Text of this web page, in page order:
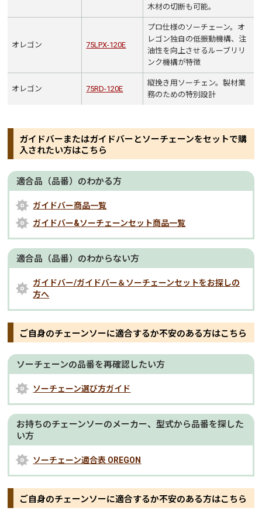
木材の切断も可能。
オレゴン 75LPX-120E
プロ仕様のソーチェーン。オ
レゴン独自の低振動機構、注
油性を向上させるルーブリリ
ンク機構が特徴
オレゴン 75RD-120E
縦挽き用ソーチェン。製材業
務のための特別設計
ガイドバーまたはガイドバーとソーチェーンをセットで購
入されたい方はこちら
適合品（品番）のわかる方
ガイドバー商品一覧
ガイドバー&ソーチェーンセット商品一覧
適合品（品番）のわからない方
ガイドバー/ガイドバー＆ソーチェーンセットをお探しの
方へ
ご自身のチェーンソーに適合するか不安のある方はこちら
ソーチェーンの品番を再確認したい方
ソーチェーン選び方ガイド
お持ちのチェーンソーのメーカー、型式から品番を探した
い方
ソーチェーン適合表 OREGON
ご自身のチェーンソーに適合するか不安のある方はこちら